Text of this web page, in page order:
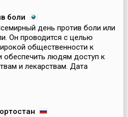
во второе
день поздравляют не
хоз...
боли
день против боли или
Он проводится с целью
общественности к
обеспечить людям доступ к
и лекарствам. Дата